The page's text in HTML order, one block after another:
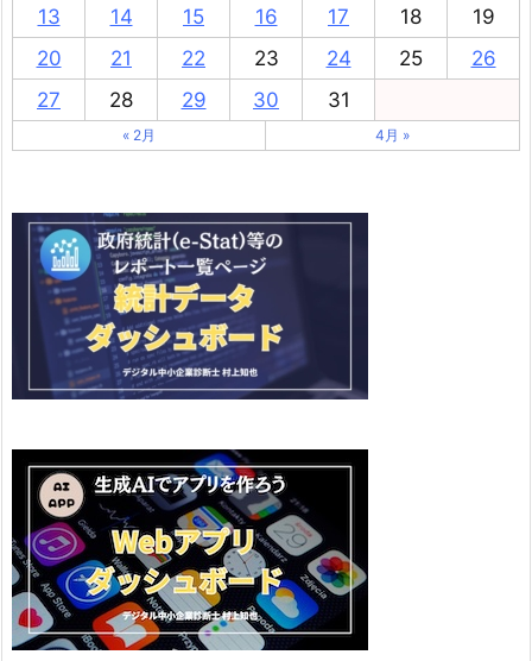
13
14 15 16 17 18
19
20
21 22 23 24 25
26
27
28 29 30 31
« 2月 4月 »